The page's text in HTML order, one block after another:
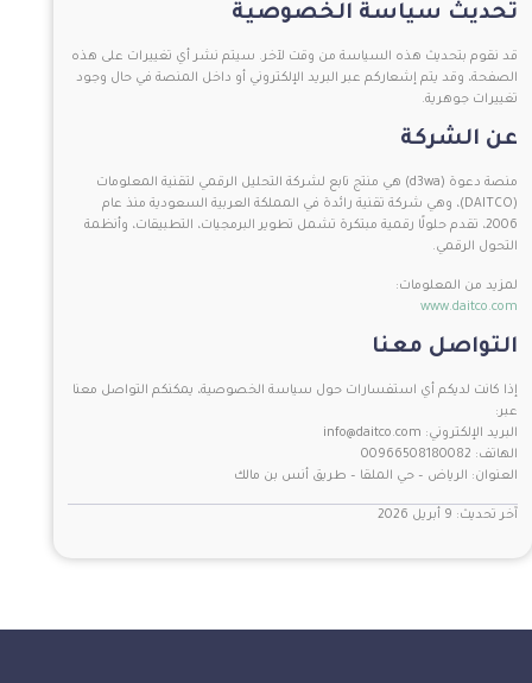
تحديث سياسة الخصوصية
قد نقوم بتحديث هذه السياسة من وقت لآخر. سيتم نشر أي تغييرات على هذه
الصفحة، وقد يتم إشعاركم عبر البريد الإلكتروني أو داخل المنصة في حال وجود
تغييرات جوهرية.
عن الشركة
منصة دعوة (d3wa) هي منتج تابع لشركة التحليل الرقمي لتقنية المعلومات
(DAITCO)، وهي شركة تقنية رائدة في المملكة العربية السعودية منذ عام
2006، تقدم حلولًا رقمية مبتكرة تشمل تطوير البرمجيات، التطبيقات، وأنظمة
التحول الرقمي.
لمزيد من المعلومات:
www.daitco.com
التواصل معنا
إذا كانت لديكم أي استفسارات حول سياسة الخصوصية، يمكنكم التواصل معنا
عبر:
البريد الإلكتروني: info@daitco.com
الهاتف: 00966508180082
العنوان: الرياض – حي الملقا – طريق أنس بن مالك
آخر تحديث: 9 أبريل 2026